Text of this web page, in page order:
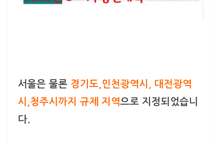
서울은 물론 경기도,인천광역시, 대전광역
시,청주시까지 규제 지역으로 지정되었습니
다.